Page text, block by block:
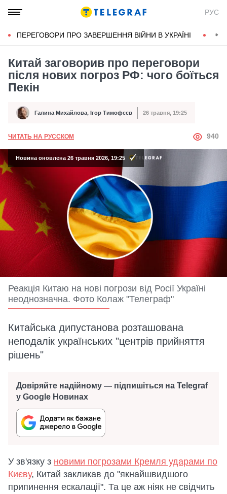
РУС
ПЕРЕГОВОРИ ПРО ЗАВЕРШЕННЯ ВІЙНИ В УКРАЇНІ
Китай заговорив про переговори
після нових погроз РФ: чого боїться
Пекін
Автор Галина Михайлова, Ігор Тимофєєв
Дата публікації 26 травня, 19:25
ЧИТАТЬ НА РУССКОМ АВТОР
940
Новина оновлена 26 травня 2026, 19:25
Реакція Китаю на нові погрози від Росії Україні
неоднозначна. Фото Колаж "Телеграф"
Китайська дипустанова розташована
неподалік українських "центрів прийняття
рішень"
Довіряйте надійному — підпишіться на Telegraf
у Google Новинах
У зв'язку з новими погрозами Кремля ударами по
Києву, Китай закликав до "якнайшвидшого
припинення ескалації". Та це аж ніяк не свідчить